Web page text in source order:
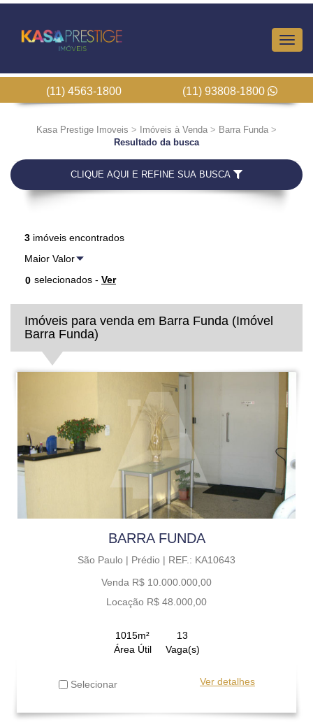
(11) 4563-1800 (11) 93808-1800
Kasa Prestige Imoveis > Imóveis à Venda > Barra Funda >
Resultado da busca
CLIQUE AQUI E REFINE SUA BUSCA
3 imóveis encontrados
0 selecionados - Ver
Imóveis para venda em Barra Funda (Imóvel
Barra Funda)
BARRA FUNDA
São Paulo | Prédio | REF.: KA10643
Venda R$ 10.000.000,00
Locação R$ 48.000,00
1015m²
Área Útil
13
Vaga(s)
Selecionar Ver detalhes